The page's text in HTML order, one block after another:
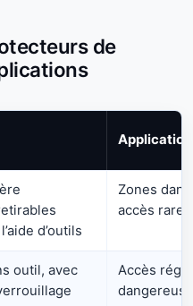
de
Application
d’outils
Zones
accès rare
outil, avec
Accès